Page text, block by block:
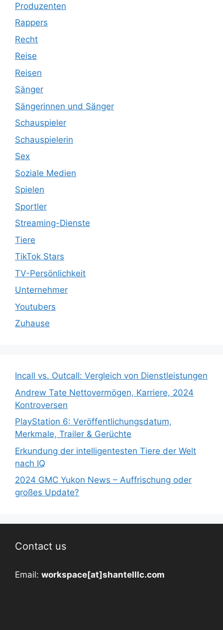
Produzenten
Rappers
Recht
Reise
Reisen
Sänger
Sängerinnen und Sänger
Schauspieler
Schauspielerin
Sex
Soziale Medien
Spielen
Sportler
Streaming-Dienste
Tiere
TikTok Stars
TV-Persönlichkeit
Unternehmer
Youtubers
Zuhause
Incall vs. Outcall: Vergleich von Dienstleistungen
Andrew Tate Nettovermögen, Karriere, 2024
Kontroversen
PlayStation 6: Veröffentlichungsdatum,
Merkmale, Trailer & Gerüchte
Erkundung der intelligentesten Tiere der Welt
nach IQ
2024 GMC Yukon News – Auffrischung oder
großes Update?
Contact us
Email: workspace[at]shantelllc.com